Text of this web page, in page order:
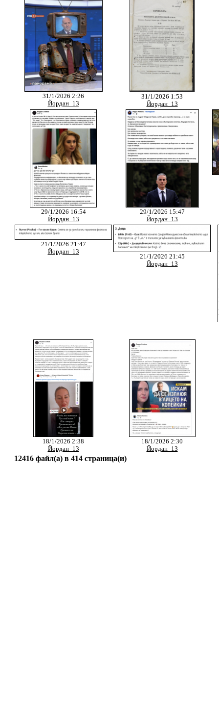
31/1/2026 2:26
Йордан_13
31/1/2026 1:53
Йордан_13
29/1/2026 16:54
Йордан_13
29/1/2026 15:47
Йордан_13
21/1/2026 21:47
Йордан_13
21/1/2026 21:45
Йордан_13
18/1/2026 2:38
Йордан_13
18/1/2026 2:30
Йордан_13
12416 файл(а) в 414 страница(и)